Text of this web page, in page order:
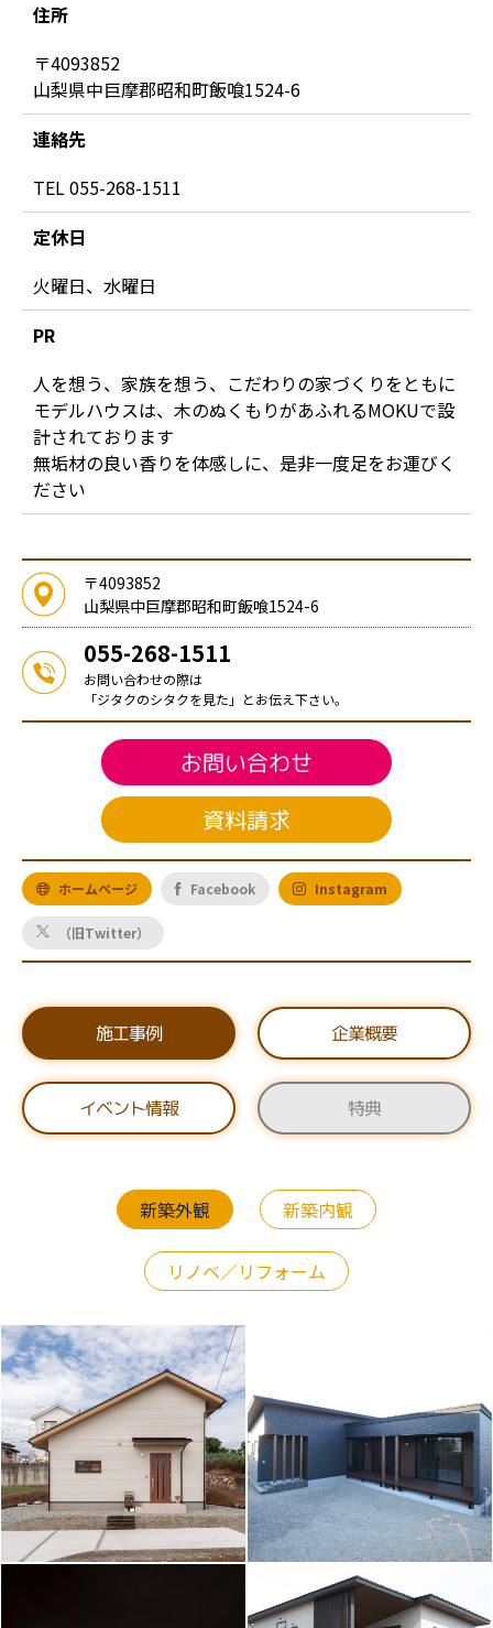
住所
〒4093852
山梨県中巨摩郡昭和町飯喰1524-6
連絡先
TEL 055-268-1511
定休日
火曜日、水曜日
PR
人を想う、家族を想う、こだわりの家づくりをともに
モデルハウスは、木のぬくもりがあふれるMOKUで設
計されております
無垢材の良い香りを体感しに、是非一度足をお運びく
ださい
〒4093852
山梨県中巨摩郡昭和町飯喰1524-6
055-268-1511
お問い合わせの際は
「ジタクのシタクを見た」とお伝え下さい。
お問い合わせ
資料請求
ホームページ Facebook Instagram
（旧Twitter）
施工事例 企業概要
イベント情報 特典
新築外観 新築内観
リノベ／リフォーム